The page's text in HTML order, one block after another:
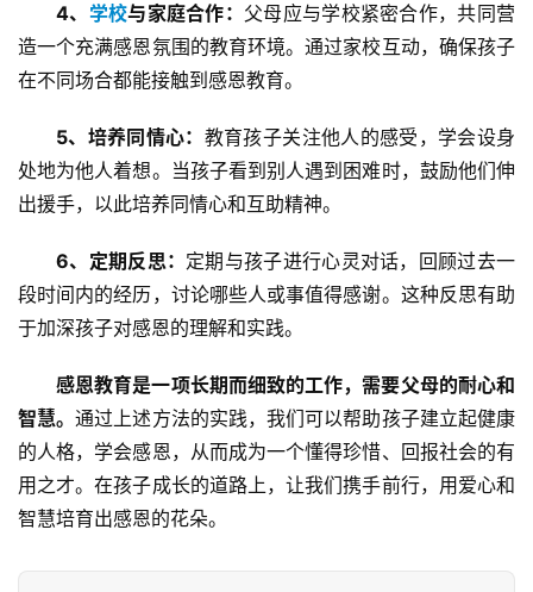
校
活
中
心
研
中
心
长
4、 学校与家庭合作： 父母应与学校紧密合作，共同营
造一个充满感恩氛围的教育环境。通过家校互动，确保孩子
在不同场合都能接触到感恩教育。
5、培养同情心： 教育孩子关注他人的感受，学会设身
处地为他人着想。当孩子看到别人遇到困难时，鼓励他们伸
出援手，以此培养同情心和互助精神。
6、定期反思： 定期与孩子进行心灵对话，回顾过去一
段时间内的经历，讨论哪些人或事值得感谢。这种反思有助
于加深孩子对感恩的理解和实践。
感恩教育是一项长期而细致的工作，需要父母的耐心和
智慧。通过上述方法的实践，我们可以帮助孩子建立起健康
的人格，学会感恩，从而成为一个懂得珍惜、回报社会的有
用之才。在孩子成长的道路上，让我们携手前行，用爱心和
智慧培育出感恩的花朵。